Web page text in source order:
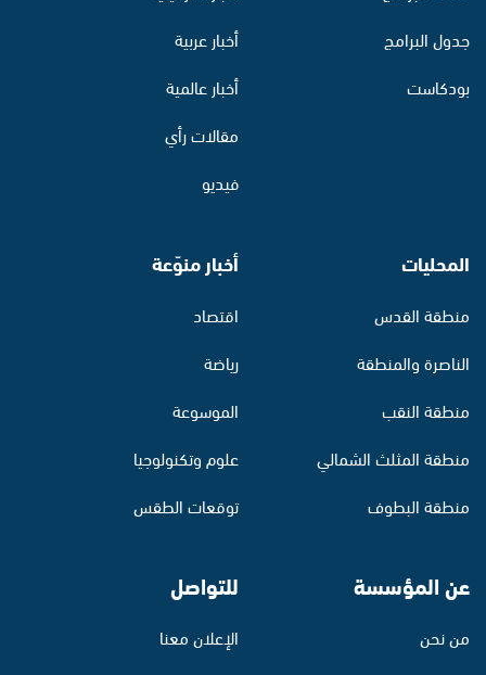
جدول البرامج
بودكاست
أخبار عربية
أخبار عالمية
مقالات رأي
فيديو
المحليات
منطقة القدس
الناصرة والمنطقة
منطقة النقب
منطقة المثلث الشمالي
منطقة البطوف
أخبار منوّعة
اقتصاد
رياضة
الموسوعة
علوم وتكنولوجيا
توقعات الطقس
عن المؤسسة
من نحن
للتواصل
الإعلان معنا